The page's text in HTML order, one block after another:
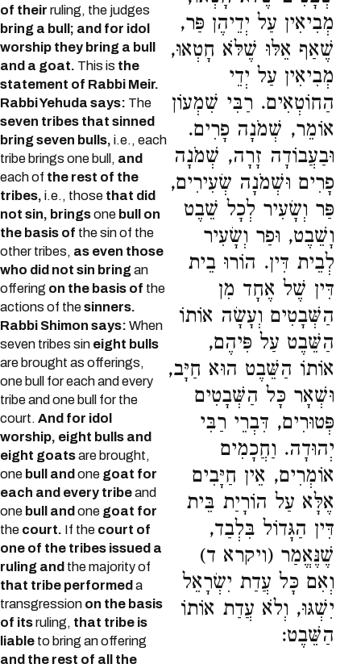
of their ruling, the judges
bring a bull; and for idol
worship they bring a bull
and a goat. This is the
statement of Rabbi Meir.
Rabbi Yehuda says: The
seven tribes that sinned
bring seven bulls, i.e., each
tribe brings one bull, and
each of the rest of the
tribes, i.e., those that did
not sin, bringsone bull on
the basis of the sin of the
other tribes, as even those
who did not sin bringan
offering on the basis of the
actions of thesinners.
Rabbi Shimon says: When
seven tribes sin eight bulls
are brought as offerings,
one bull for each and every
tribe and one bull for the
court. And for idol
worship, eight bulls and
eight goatsare brought,
one bull and one goat for
each and every tribeand
one bull and one goat for
the court. If the court of
one of the tribes issued a
ruling and the majority of
that tribe performed a
transgression on the basis
of itsruling, that tribe is
liable to bring an offering
and the rest of all the
מְבִיאִין עַל יְדֵיהֶן פַּר,
שֶׁאַף אֵלּוּ שֶׁלֹּא חָטְאוּ,
מְבִיאִין עַל יְדֵי
הַחוֹטְאִים. רַבִּי שִׁמְעוֹן
אוֹמֵר, שְׁמֹנָה פָרִים.
וּבַעֲבוֹדָה זָרָה, שְׁמֹנָה
פָרִים וּשְׁמֹנָה שְׂעִירִים,
פַּר וְשָׂעִיר לְכָל שֵׁבֶט
וָשֵׁבֶט, וּפַר וְשָׂעִיר
לְבֵית דִּין. הוֹרוּ בֵית
דִּין שֶׁל אֶחָד מִן
הַשְּׁבָטִים וְעָשָׂה אוֹתוֹ
הַשֵּׁבֶט עַל פִּיהֶם,
אוֹתוֹ הַשֵּׁבֶט הוּא חַיָּב,
וּשְׁאָר כָּל הַשְּׁבָטִים
פְּטוּרִים, דִּבְרֵי רַבִּי
יְהוּדָה. וַחֲכָמִים
אוֹמְרִים, אֵין חַיָּבִים
אֶלָּא עַל הוֹרָיַת בֵּית
דִּין הַגָּדוֹל בִּלְבַד,
שֶׁנֶּאֱמַר (ויקרא ד)
וְאִם כָּל עֲדַת יִשְׂרָאֵל
יִשְׁגּוּ, וְלֹא עֲדַת אוֹתוֹ
הַשֵּׁבֶט: